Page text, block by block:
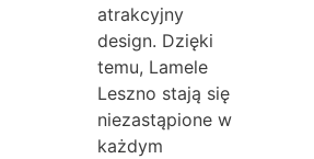
atrakcyjny
design. Dzięki
temu, Lamele
Leszno stają się
niezastąpione w
każdym